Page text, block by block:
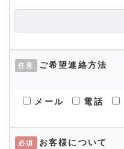
任意 ご希望連絡方法
メール 電話
必須 お客様について